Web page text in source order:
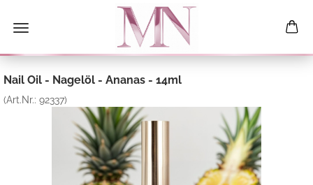
Nail Oil - Nagelöl - Ananas - 14ml
(Art.Nr.: 92337)